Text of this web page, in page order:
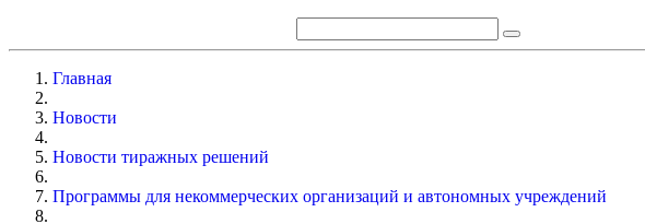
Главная
Новости
Новости тиражных решений
Программы для некоммерческих организаций и автономных учреждений